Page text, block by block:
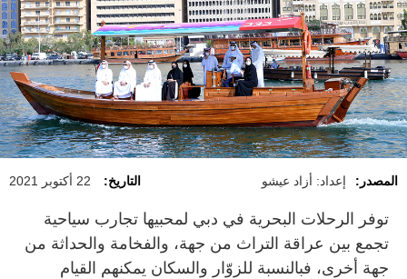
المصدر: إعداد: أزاد عيشو التاريخ: 22 أكتوبر 2021
توفر الرحلات البحرية في دبي لمحبيها تجارب سياحية
تجمع بين عراقة التراث من جهة، والفخامة والحداثة من
جهة أخرى، فبالنسبة للزوّار والسكان يمكنهم القيام